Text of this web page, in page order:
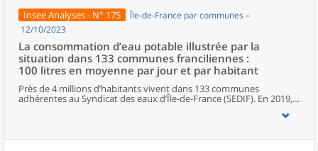
Insee Analyses - N° 175
Île-de-France par communes –
12/10/2023
La consommation d’eau potable illustrée par la
situation dans 133 communes franciliennes :
100 litres en moyenne par jour et par habitant
Près de 4 millions d’habitants vivent dans 133 communes
adhérentes au Syndicat des eaux d’Île-de-France (SEDIF). En 2019,
ils consomment près de 100 litres d’eau potable par jour et par
habitant. Cette consommation est hétérogène au sein du territoire